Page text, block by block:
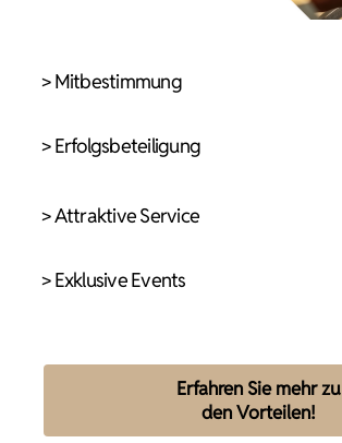
> Mitbestimmung
> Erfolgsbeteiligung
> Attraktive Service
> Exklusive Events
Erfahren Sie mehr zu
den Vorteilen!